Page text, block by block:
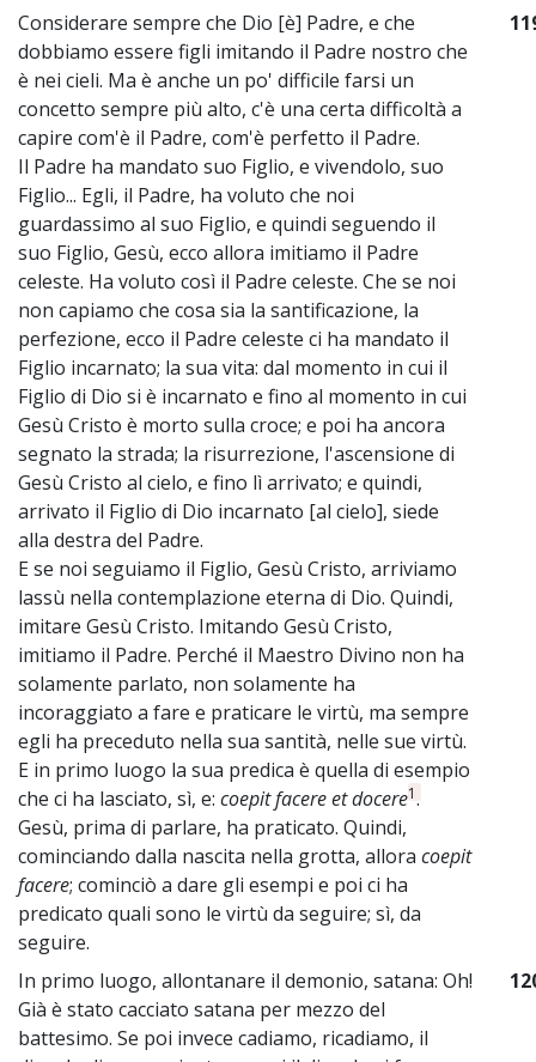
Considerare sempre che Dio [è] Padre, e che
dobbiamo essere figli imitando il Padre nostro che
è nei cieli. Ma è anche un po' difficile farsi un
concetto sempre più alto, c'è una certa difficoltà a
capire com'è il Padre, com'è perfetto il Padre.
Il Padre ha mandato suo Figlio, e vivendolo, suo
Figlio... Egli, il Padre, ha voluto che noi
guardassimo al suo Figlio, e quindi seguendo il
suo Figlio, Gesù, ecco allora imitiamo il Padre
celeste. Ha voluto così il Padre celeste. Che se noi
non capiamo che cosa sia la santificazione, la
perfezione, ecco il Padre celeste ci ha mandato il
Figlio incarnato; la sua vita: dal momento in cui il
Figlio di Dio si è incarnato e fino al momento in cui
Gesù Cristo è morto sulla croce; e poi ha ancora
segnato la strada; la risurrezione, l'ascensione di
Gesù Cristo al cielo, e fino lì arrivato; e quindi,
arrivato il Figlio di Dio incarnato [al cielo], siede
alla destra del Padre.
E se noi seguiamo il Figlio, Gesù Cristo, arriviamo
lassù nella contemplazione eterna di Dio. Quindi,
imitare Gesù Cristo. Imitando Gesù Cristo,
imitiamo il Padre. Perché il Maestro Divino non ha
solamente parlato, non solamente ha
incoraggiato a fare e praticare le virtù, ma sempre
egli ha preceduto nella sua santità, nelle sue virtù.
E in primo luogo la sua predica è quella di esempio
che ci ha lasciato, sì, e: coepit facere et docere1.
Gesù, prima di parlare, ha praticato. Quindi,
cominciando dalla nascita nella grotta, allora coepit
facere; cominciò a dare gli esempi e poi ci ha
predicato quali sono le virtù da seguire; sì, da
seguire.
In primo luogo, allontanare il demonio, satana: Oh!
Già è stato cacciato satana per mezzo del
battesimo. Se poi invece cadiamo, ricadiamo, il